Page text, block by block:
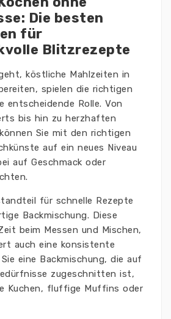
Die besten
für
Blitzrezepte
köstliche Mahlzeiten in
spielen die richtigen
entscheidende Rolle. Von
bis hin zu herzhaften
Sie mit den richtigen
auf ein neues Niveau
auf Geschmack oder
für schnelle Rezepte
Backmischung. Diese
beim Messen und Mischen,
auch eine konsistente
eine Backmischung, die auf
zugeschnitten ist,
Kuchen, fluffige Muffins oder